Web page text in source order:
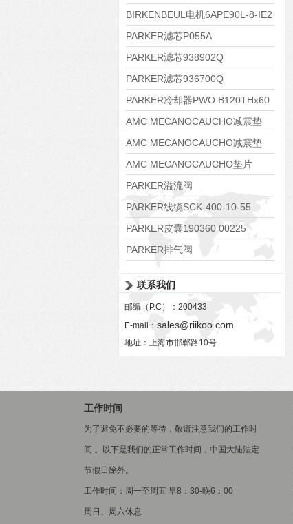
8APE80M-2K-IE3
BIRKENBEUL电机6APE90L-8-IE2
PARKER滤芯P055A
PARKER滤芯938902Q
PARKER滤芯936700Q
PARKER冷却器PWO B120THx60
AMC MECANOCAUCHO减震垫
138552
AMC MECANOCAUCHO减震垫
138551
AMC MECANOCAUCHO垫片
608074
PARKER溢流阀
RE06M35W2N1KWXG087
PARKER线缆SCK-400-10-55
PARKER皮囊190360 00225
PARKER排气阀
联系我们
邮编（P.C）：200433
E-mail： sales@riikoo.com
地址：上海市邯郸路10号
工作时间
为了避免不必要的等待，敬请注意我们的工作时
间 。以下是我们的正常工作时间，中国大陆法定
节假日除外。
工作时间：周一至周五 早8：30-晚6：00
周日、周六休息